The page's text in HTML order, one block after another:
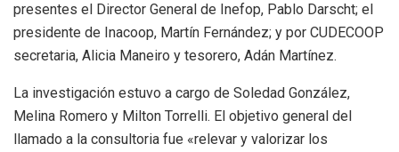
presentes el Director General de Inefop, Pablo Darscht; el
presidente de Inacoop, Martín Fernández; y por CUDECOOP
secretaria, Alicia Maneiro y tesorero, Adán Martínez.
La investigación estuvo a cargo de Soledad González,
Melina Romero y Milton Torrelli. El objetivo general del
llamado a la consultoria fue «relevar y valorizar los